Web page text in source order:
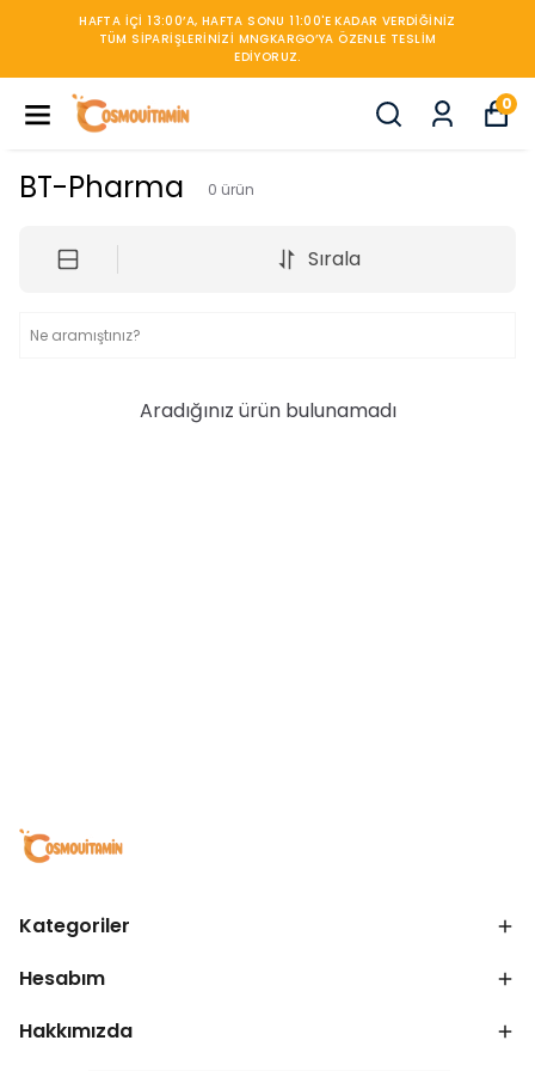
HAFTA IÇI 13:00’A, HAFTA SONU 11:00'E KADAR VERDIĞINIZ
TÜM SIPARIŞLERINIZI MNGKARGO’YA ÖZENLE TESLIM
EDIYORUZ.
0
BT-Pharma 0 ürün
Sırala
Aradığınız ürün bulunamadı
Kategoriler
Hesabım
Hakkımızda